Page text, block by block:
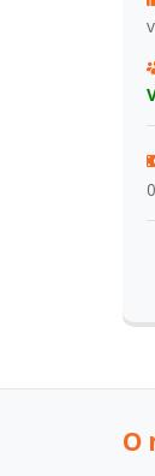
O